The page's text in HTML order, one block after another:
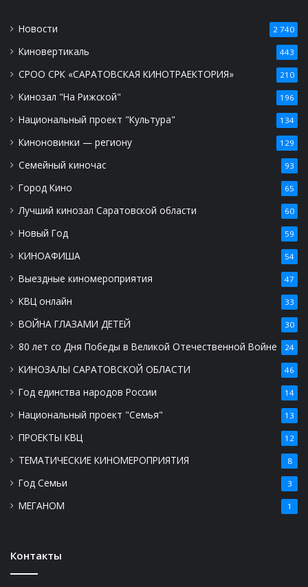
Новости 2 740
Киновертикаль 443
СРОО СРК «САРАТОВСКАЯ КИНОТРАЕКТОРИЯ» 210
Кинозал "На Рижской" 196
Национальный проект "Культура" 134
Киноновинки — региону 129
Семейный киночас 93
Город Кино 65
Лучший кинозал Саратовской области 60
Новый Год 59
КИНОАФИША 54
Выездные киномероприятия 47
КВЦ онлайн 33
ВОЙНА ГЛАЗАМИ ДЕТЕЙ 30
80 лет со Дня Победы в Великой Отечественной Войне 24
КИНОЗАЛЫ САРАТОВСКОЙ ОБЛАСТИ 46
Год единства народов России 14
Национальный проект "Семья" 13
ПРОЕКТЫ КВЦ 12
ТЕМАТИЧЕСКИЕ КИНОМЕРОПРИЯТИЯ 8
Год Семьи 3
МЕГАНОМ 1
Контакты